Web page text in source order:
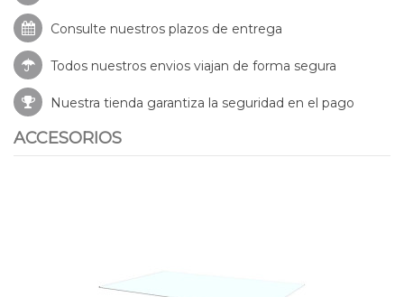
Consulte nuestros plazos de entrega
Todos nuestros envios viajan de forma segura
Nuestra tienda garantiza la seguridad en el pago
ACCESORIOS